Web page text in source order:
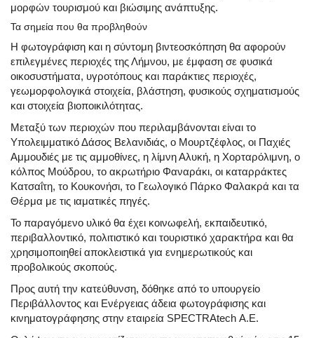
μορφών τουρισμού και βιώσιμης ανάπτυξης.
Τα σημεία που θα προβληθούν
Η φωτογράφιση και η σύντομη βιντεοσκόπηση θα αφορούν
επιλεγμένες περιοχές της Λήμνου, με έμφαση σε φυσικά
οικοσυστήματα, υγροτόπους και παράκτιες περιοχές,
γεωμορφολογικά στοιχεία, βλάστηση, φυσικούς σχηματισμούς
και στοιχεία βιοποικιλότητας.
Μεταξύ των περιοχών που περιλαμβάνονται είναι το
Υπολειμματικό Δάσος Βελανιδιάς, ο Μουρτζέφλος, οι Παχιές
Αμμουδιές με τις αμμοθίνες, η λίμνη Αλυκή, η Χορταρόλιμνη, ο
κόλπος Μούδρου, το ακρωτήριο Φαναράκι, οι καταρράκτες
Κατσαΐτη, το Κουκονήσι, το Γεωλογικό Πάρκο Φαλακρά και τα
Θέρμα με τις ιαματικές πηγές.
Το παραγόμενο υλικό θα έχει κοινωφελή, εκπαιδευτικό,
περιβαλλοντικό, πολιτιστικό και τουριστικό χαρακτήρα και θα
χρησιμοποιηθεί αποκλειστικά για ενημερωτικούς και
προβολικούς σκοπούς.
Προς αυτή την κατεύθυνση, δόθηκε από το υπουργείο
Περιβάλλοντος και Ενέργειας άδεια φωτογράφισης και
κινηματογράφησης στην εταιρεία SPECTRAtech Α.Ε.